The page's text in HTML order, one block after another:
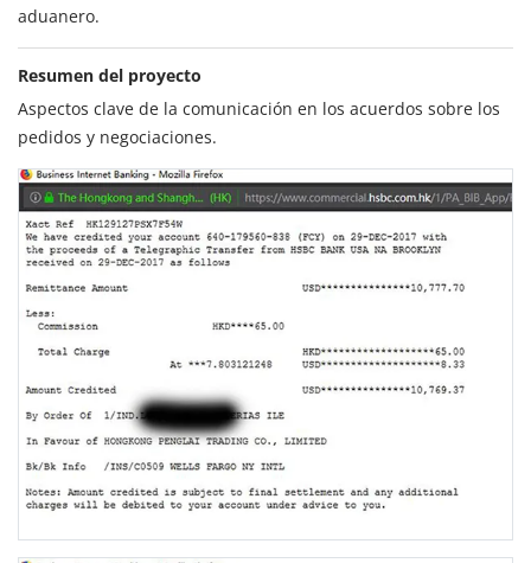
aduanero.
Resumen del proyecto
Aspectos clave de la comunicación en los acuerdos sobre los
pedidos y negociaciones.